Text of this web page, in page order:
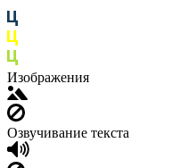
Изображения
Озвучивание текста